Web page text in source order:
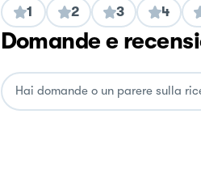
1 2 3 4
Domande e